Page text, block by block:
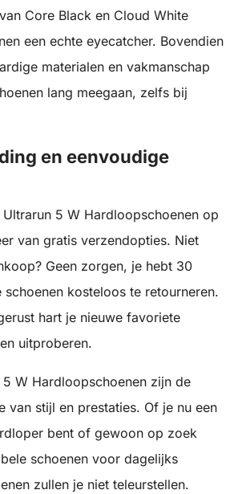
Core Black en Cloud White
een echte eyecatcher. Bovendien
materialen en vakmanschap
lang meegaan, zelfs bij
en eenvoudige
5 W Hardloopschoenen op
van gratis verzendopties. Niet
Geen zorgen, je hebt 30
kosteloos te retourneren.
hart je nieuwe favoriete
uitproberen.
W Hardloopschoenen zijn de
van stijl en prestaties. Of je nu een
bent of gewoon op zoek
schoenen voor dagelijks
zullen je niet teleurstellen.